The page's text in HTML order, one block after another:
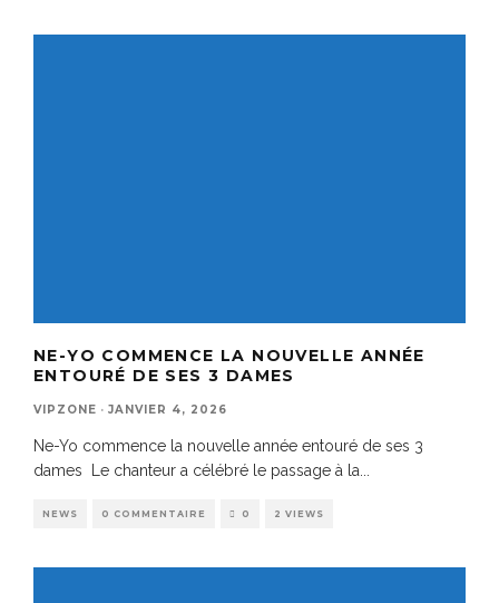
NE-YO COMMENCE LA NOUVELLE ANNÉE
ENTOURÉ DE SES 3 DAMES
VIPZONE · JANVIER 4, 2026
Ne-Yo commence la nouvelle année entouré de ses 3
dames Le chanteur a célébré le passage à la
NEWS 0 COMMENTAIRE 0 2 VIEWS